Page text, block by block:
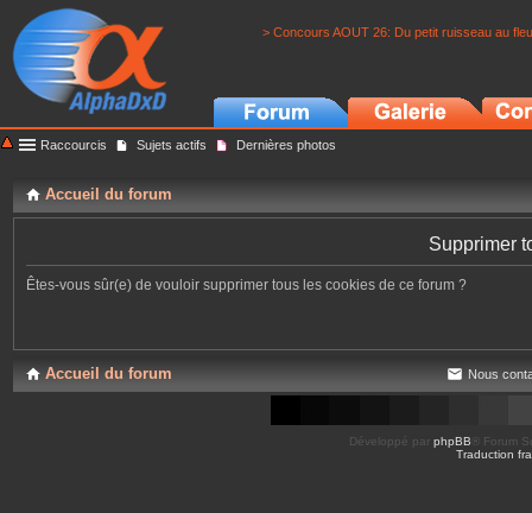
> Concours AOUT 26: Du petit ruisseau au
Raccourcis Sujets actifs Dernières photos
Accueil du forum
Supprimer
Êtes-vous sûr(e) de vouloir supprimer tous les cookies de ce forum ?
Accueil du forum Nous
Développé par phpBB ® Forum
Traduction